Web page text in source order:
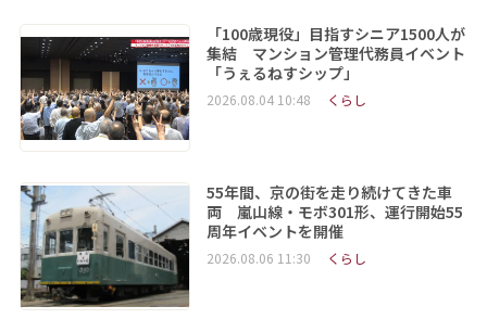
「100歳現役」目指すシニア1500人が
集結 マンション管理代務員イベント
「うぇるねすシップ」
2026.08.04 10:48 くらし
55年間、京の街を走り続けてきた車
両 嵐山線・モボ301形、運行開始55
周年イベントを開催
2026.08.06 11:30 くらし